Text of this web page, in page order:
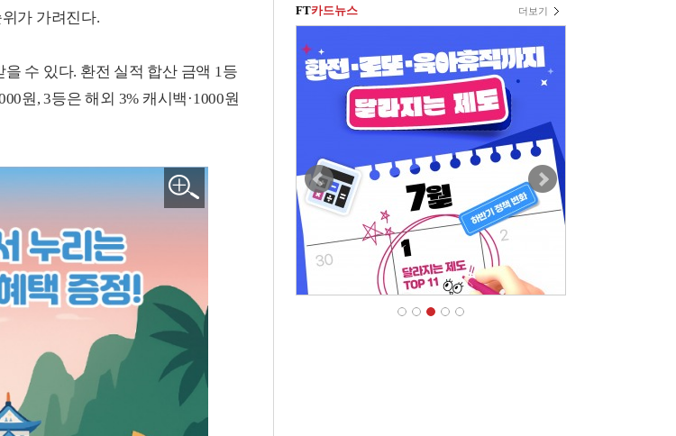
가 가려진다.
수 있다. 환전 실적 합산 금액 1등
원, 3등은 해외 3% 캐시백·1000원
FT카드뉴스 더보기